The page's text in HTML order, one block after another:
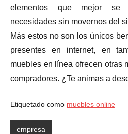
elementos que mejor se
necesidades sin movernos del
Más estos no son los únicos
presentes en internet, en
muebles en línea ofrecen otras
compradores. ¿Te animas a
Etiquetado como muebles online
empresa